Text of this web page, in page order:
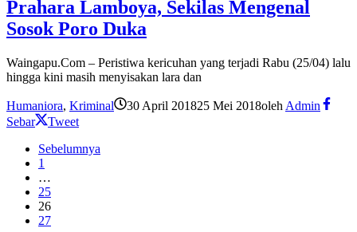
Prahara Lamboya, Sekilas Mengenal
Sosok Poro Duka
Waingapu.Com – Peristiwa kericuhan yang terjadi Rabu (25/04) lalu
hingga kini masih menyisakan lara dan
Humaniora, Kriminal 30 April 201825 Mei 2018oleh Admin
Sebar
Tweet
Sebelumnya
1
…
25
26
27